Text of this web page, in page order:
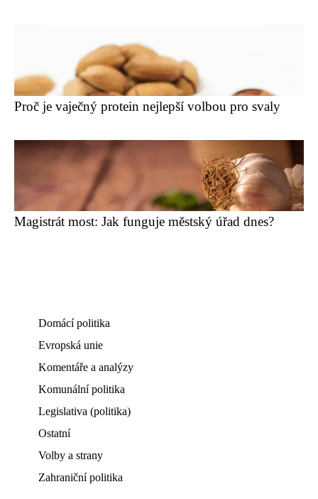
Proč je vaječný protein nejlepší volbou pro svaly
Magistrát most: Jak funguje městský úřad dnes?
Domácí politika
Evropská unie
Komentáře a analýzy
Komunální politika
Legislativa (politika)
Ostatní
Volby a strany
Zahraniční politika